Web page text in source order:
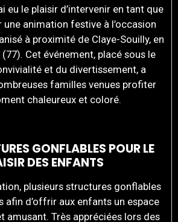
eu le plaisir d’intervenir en tant que
animation festive à l’occasion
à proximité de Claye-Souilly, en
Cet événement, placé sous le
et du divertissement, a
familles venues profiter
chaleureux et coloré.
GONFLABLES POUR LE
DES ENFANTS
plusieurs structures gonflables
afin d’offrir aux enfants un espace
amusant. Très appréciées lors des